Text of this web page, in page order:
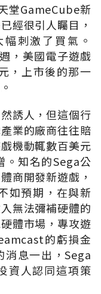
堂GameCube新
經很引人矚目，
刺激了買氣。
，美國電子遊戲
，上市後的那一
誘人，但這個行
業的廠商往往賠
機動輒數百美元
。知名的Sega公
商開發新遊戲，
如預期，在與新
無法彌補硬體的
體市場，專攻遊
的虧損金
消息一出，Sega
資人認同這項策